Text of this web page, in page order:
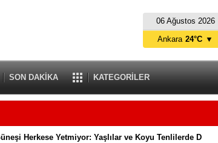
06 Ağustos 2026
SON DAKİKA KATEGORİLER
Ankara 24°C ▼
Herkese Yetmiyor: Yaşlılar ve Koyu Tenlilerde D